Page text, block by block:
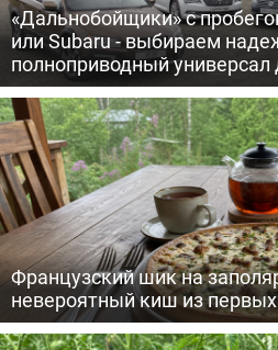
«Дальнобойщики» с
или Subaru - выбираем
полноприводный универсал
Французский шик на
невероятный киш из